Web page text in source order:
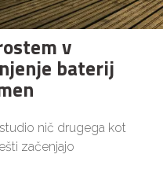
v
baterij
nič drugega kot
začenjajo